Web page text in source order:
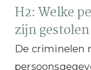
H2: Welke
zijn
De criminelen